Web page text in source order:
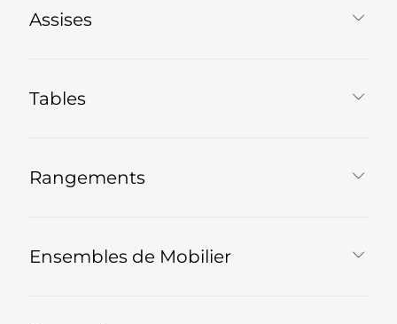
Assises
Tables
Rangements
Ensembles de Mobilier